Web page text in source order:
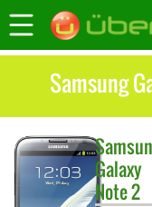
Samsung
Galaxy
Note 2